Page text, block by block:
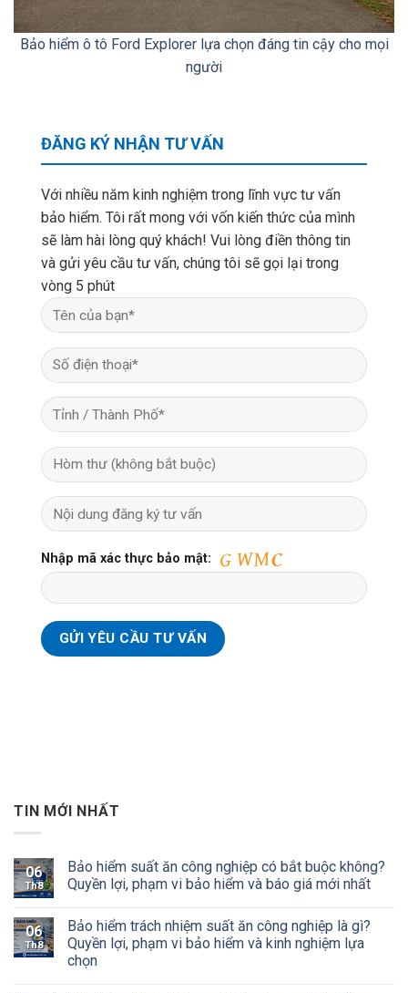
Bảo hiểm ô tô Ford Explorer lựa chọn đáng tin cậy cho mọi
người
ĐĂNG KÝ NHẬN TƯ VẤN
Với nhiều năm kinh nghiệm trong lĩnh vực tư vấn
bảo hiểm. Tôi rất mong với vốn kiến thức của mình
sẽ làm hài lòng quý khách! Vui lòng điền thông tin
và gửi yêu cầu tư vấn, chúng tôi sẽ gọi lại trong
vòng 5 phút
Nhập mã xác thực bảo mật:
TIN MỚI NHẤT
06
Th8
Bảo hiểm suất ăn công nghiệp có bắt buộc không?
Quyền lợi, phạm vi bảo hiểm và báo giá mới nhất
06
Th8
Bảo hiểm trách nhiệm suất ăn công nghiệp là gì?
Quyền lợi, phạm vi bảo hiểm và kinh nghiệm lựa
chọn